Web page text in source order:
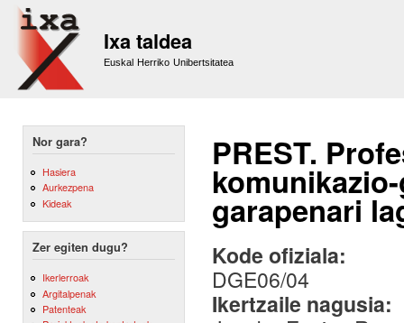
Ixa taldea
Euskal Herriko Unibertsitatea
Nor gara?
Hasiera
Aurkezpena
Kideak
Zer egiten dugu?
Ikerlerroak
Argitalpenak
Patenteak
PREST.
garapenari
Kode ofiziala:
DGE06/04
Ikertzaile nagusia: